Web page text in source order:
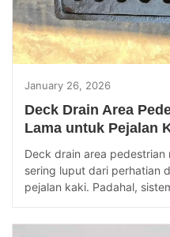
January 26, 2026
Deck Drain Area
Lama untuk Pejalan
Deck drain area
sering luput dari perhatian
pejalan kaki. Padahal,